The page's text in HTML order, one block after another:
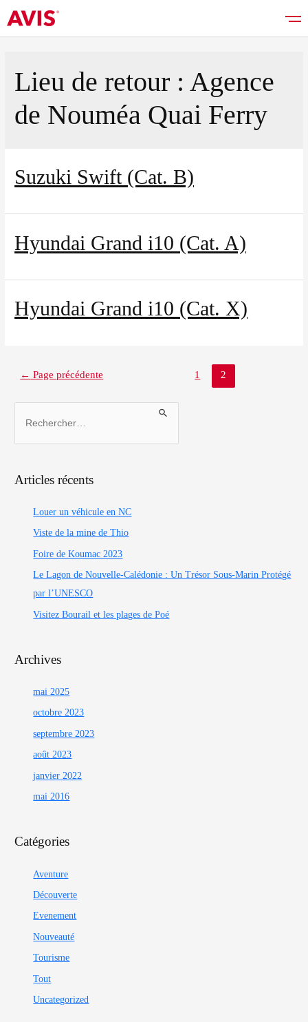
Lieu de retour :Agence
de Nouméa Quai Ferry
Suzuki Swift (Cat. B)
Hyundai Grand i10 (Cat. A)
Hyundai Grand i10 (Cat. X)
← Page précédente 1 2
Articles récents
Louer un véhicule en NC
Viste de la mine de Thio
Foire de Koumac 2023
Le Lagon de Nouvelle-Calédonie : Un Trésor Sous-Marin Protégé
par l’UNESCO
Visitez Bourail et les plages de Poé
Archives
mai 2025
octobre 2023
septembre 2023
août 2023
janvier 2022
mai 2016
Catégories
Aventure
Découverte
Evenement
Nouveauté
Tourisme
Tout
Uncategorized
Réserver
Bons plans
Liste des véhicules
Nos agences